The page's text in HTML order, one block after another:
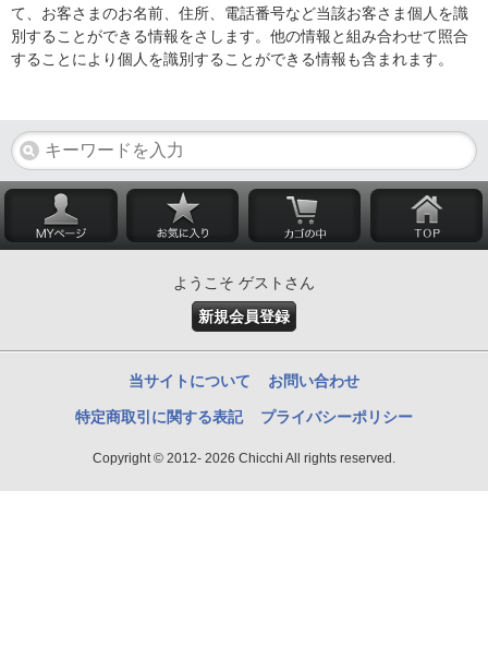
て、お客さまのお名前、住所、電話番号など当該お客さま個人を識
別することができる情報をさします。他の情報と組み合わせて照合
することにより個人を識別することができる情報も含まれます。
ようこそ ゲストさん
新規会員登録
当サイトについて お問い合わせ
特定商取引に関する表記 プライバシーポリシー
Copyright © 2012- 2026 Chicchi All rights reserved.